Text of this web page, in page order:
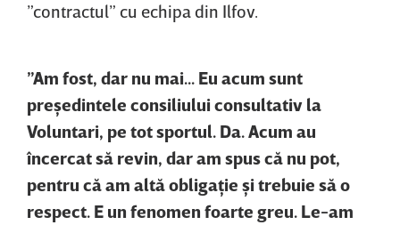
”contractul” cu echipa din Ilfov.
”Am fost, dar nu mai... Eu acum sunt
preşedintele consiliului consultativ la
Voluntari, pe tot sportul. Da. Acum au
încercat să revin, dar am spus că nu pot,
pentru că am altă obligaţie şi trebuie să o
respect. E un fenomen foarte greu. Le-am